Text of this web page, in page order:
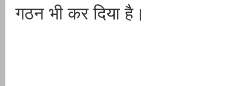
गठन भी कर दिया है।